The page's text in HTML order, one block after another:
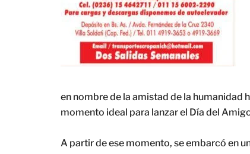
en nombre de la amistad de la humanidad
momento ideal para lanzar el Día del
A partir de ese momento, se embarcó en